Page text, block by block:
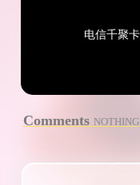
Comments NOTHING